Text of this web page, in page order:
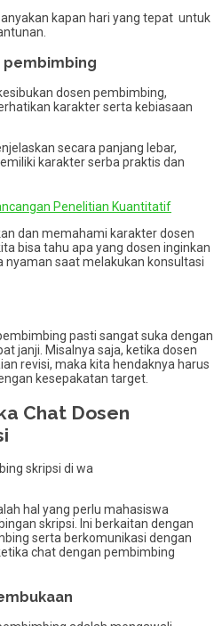
kapan hari yang tepat untuk
pembimbing
dosen pembimbing,
karakter serta kebiasaan
secara panjang lebar,
karakter serba praktis dan
Penelitian Kuantitatif
dan memahami karakter dosen
bisa tahu apa yang dosen inginkan
saat melakukan konsultasi
pasti sangat suka dengan
janji. Misalnya saja, ketika dosen
revisi, maka kita hendaknya harus
kesepakatan target.
Chat Dosen
hal yang perlu mahasiswa
skripsi. Ini berkaitan dengan
serta berkomunikasi dengan
chat dengan pembimbing